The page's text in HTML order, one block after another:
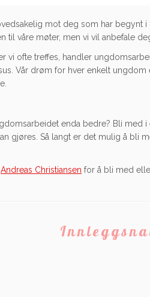
mot deg som har begynt
våre møter, men vi vil anbefale
vi ofte treffes, handler
Vår drøm for hver enkelt
enda bedre? Bli med
gjøres. Så langt er det mulig å bli
Andreas Christiansen for å bli med